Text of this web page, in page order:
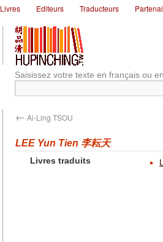
Livres Editeurs Traducteurs
Saisissez votre texte en français ou
← Ai-Ling TSOU
LEE Yun Tien 李耘天
Livres traduits